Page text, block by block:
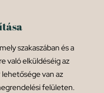
szakaszában és a
való elküldéséig az
van az
felületen.